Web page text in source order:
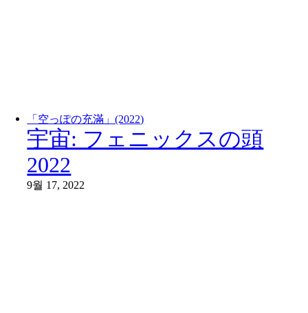
「空っぽの充滿」(2022)
宇宙: フェニックスの頭
2022
9월 17, 2022